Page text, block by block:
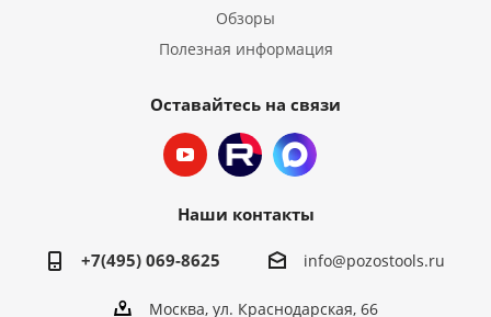
Обзоры
Полезная информация
Оставайтесь на связи
Наши контакты
+7(495) 069-8625 info@pozostools.ru
Москва, ул. Краснодарская, 66